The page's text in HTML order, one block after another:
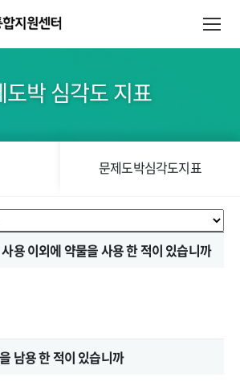
도박 심각도 지표
문제도박심각도지표
용 이외에 약물을 사용 한 적이 있습니까
남용 한 적이 있습니까